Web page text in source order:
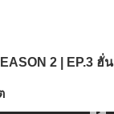
2 | EP.3 ฮั่น